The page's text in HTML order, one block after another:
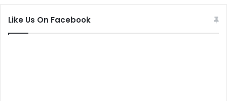
Like Us On Facebook